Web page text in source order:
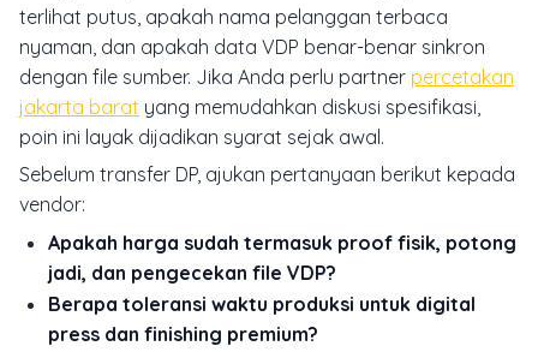
terlihat putus, apakah nama pelanggan terbaca
nyaman, dan apakah data VDP benar-benar sinkron
dengan file sumber. Jika Anda perlu partner percetakan
jakarta barat yang memudahkan diskusi spesifikasi,
poin ini layak dijadikan syarat sejak awal.
Sebelum transfer DP, ajukan pertanyaan berikut kepada
vendor:
Apakah harga sudah termasuk proof fisik, potong
jadi, dan pengecekan file VDP?
Berapa toleransi waktu produksi untuk digital
press dan finishing premium?